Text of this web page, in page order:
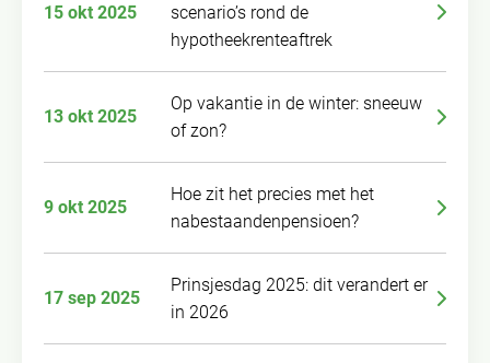
15 okt 2025
scenario’s rond de
hypotheekrenteaftrek
13 okt 2025
Op vakantie in de winter: sneeuw
of zon?
9 okt 2025
Hoe zit het precies met het
nabestaandenpensioen?
17 sep 2025
Prinsjesdag 2025: dit verandert er
in 2026